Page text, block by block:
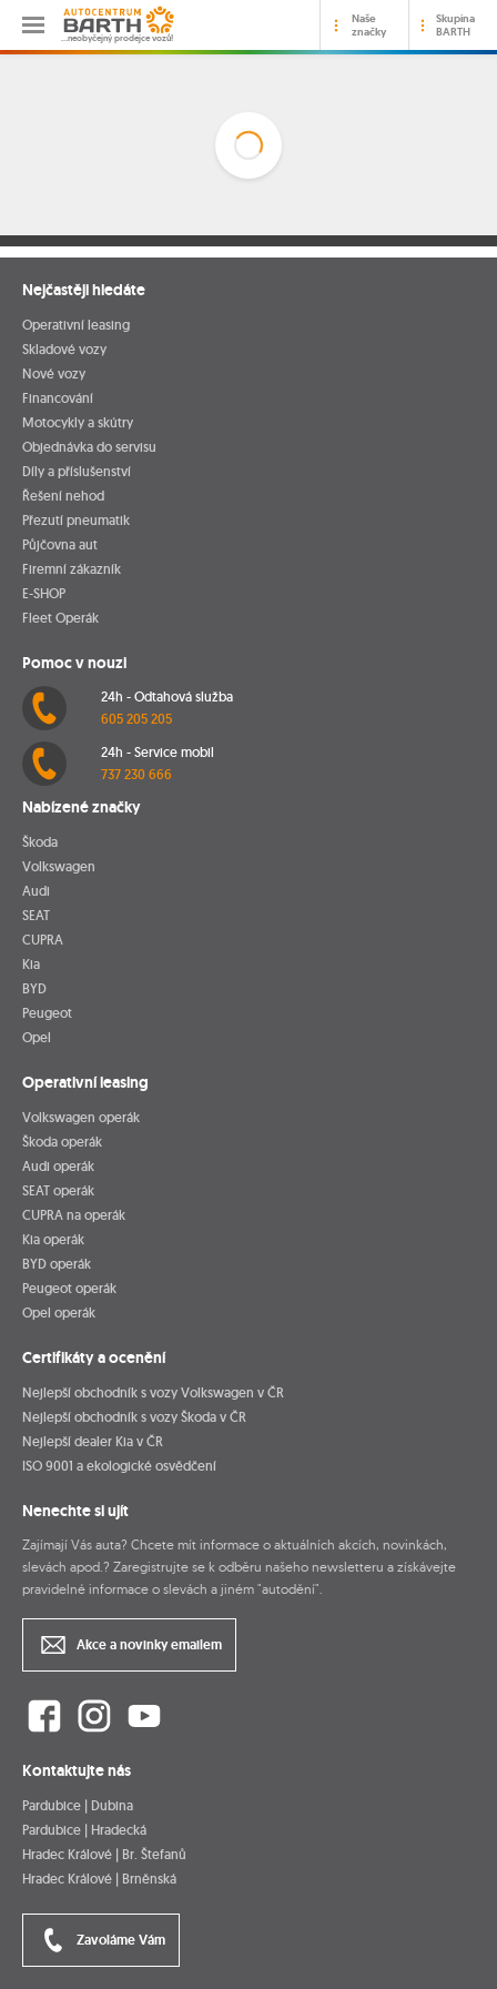
…neobyčejný prodejce vozů!
Naše
značky
Skupina
BARTH
Nejčastěji hledáte
Operativní leasing
Skladové vozy
Nové vozy
Financování
Motocykly a skútry
Objednávka do servisu
Díly a příslušenství
Řešení nehod
Přezutí pneumatik
Půjčovna aut
Firemní zákazník
E-SHOP
Fleet Operák
Pomoc v nouzi
24h - Odtahová služba
605 205 205
24h - Service mobil
737 230 666
Nabízené značky
Škoda
Volkswagen
Audi
SEAT
CUPRA
Kia
BYD
Peugeot
Opel
Operativní leasing
Volkswagen operák
Škoda operák
Audi operák
SEAT operák
CUPRA na operák
Kia operák
BYD operák
Peugeot operák
Opel operák
Certifikáty a ocenění
Nejlepší obchodník s vozy Volkswagen v ČR
Nejlepší obchodník s vozy Škoda v ČR
Nejlepší dealer Kia v ČR
ISO 9001 a ekologické osvědčení
Nenechte si ujít
Zajímají Vás auta? Chcete mít informace o aktuálních akcích, novinkách,
slevách apod.? Zaregistrujte se k odběru našeho newsletteru a získávejte
pravidelné informace o slevách a jiném "autodění".
Akce a novinky emailem
Kontaktujte nás
Pardubice | Dubina
Pardubice | Hradecká
Hradec Králové | Br. Štefanů
Hradec Králové | Brněnská
Zavoláme Vám